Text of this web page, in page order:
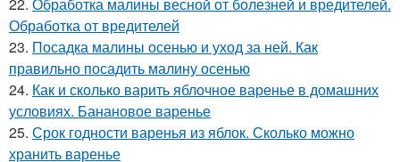
Обработка от вредителей
23. Посадка малины осенью и уход за ней. Как
правильно посадить малину осенью
24. Как и сколько варить яблочное варенье в домашних
условиях. Банановое варенье
25. Срок годности варенья из яблок. Сколько можно
хранить варенье